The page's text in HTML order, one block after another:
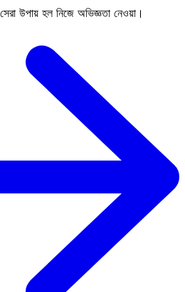
উপায় হল নিজে অভিজ্ঞতা নেওয়া।